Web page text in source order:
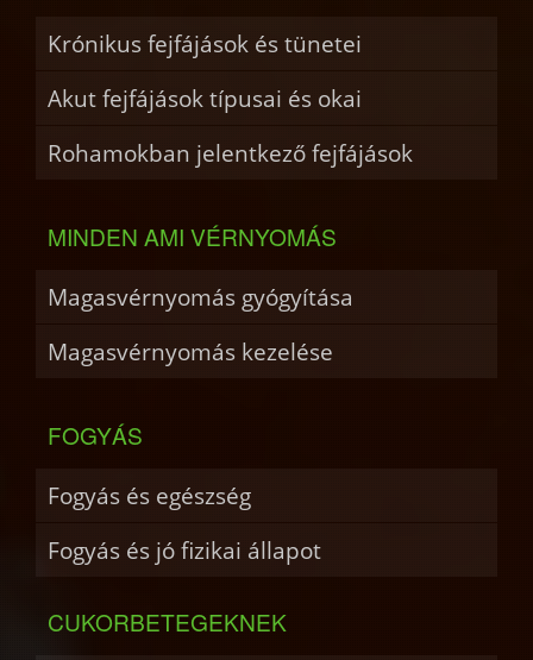
Krónikus fejfájások és tünetei
Akut fejfájások típusai és okai
Rohamokban jelentkező fejfájások
MINDEN AMI VÉRNYOMÁS
Magasvérnyomás gyógyítása
Magasvérnyomás kezelése
FOGYÁS
Fogyás és egészség
Fogyás és jó fizikai állapot
CUKORBETEGEKNEK